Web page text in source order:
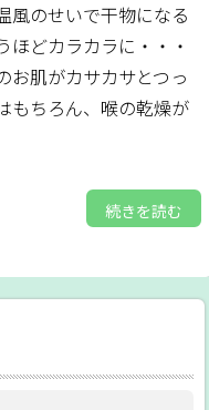
風のせいで干物になる
ほどカラカラに・・・
お肌がカサカサとつっ
もちろん、喉の乾燥が
続きを読む